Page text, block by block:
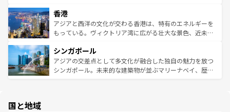
とつ。フォーやバインミー、ベトナムコーヒーなどは、ぜ
ひ現地で味わいたい。どの地域を訪れてもあたたかい人々
が旅行者を迎えてくれるので、きっと忘れられない旅にな
参照してほしい。
の活気が交差している。北部ではチェンマイなどの山岳地
帯で自然と触れ合い、南部ではプーケットやクラビの美し
いビーチでリゾート気分を楽しむことができる。タイ料理
激する。気候は一年中温暖で、どの季節にも異なる楽しみ
が待っている。親しみやすいタイの人々、仏教を中心とし
た文化、そして多様な観光資源が、訪れる旅人を魅了し続
香港
アジアと西洋の文化が交わる香港は、特有のエネルギーを
もっている。ヴィクトリア湾に広がる壮大な景色、近未来
み、どこを訪れても感動するはず。観光スポットが密集し
ており、効率よく見どころを回れるのも魅力。息をのむよ
うな絶景から文化的な体験まで、香港を存分に楽しみ尽く
シンガポール
アジアの交差点として多文化が融合した独自の魅力を放つ
シンガポール。未来的な建築物が並ぶマリーナベイ、歴史
国と地域